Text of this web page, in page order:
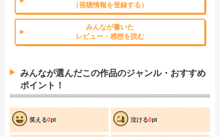
（視聴情報を登録する）
みんなが書いた
レビュー・感想を読む
みんなが選んだこの作品のジャンル・おすすめ
ポイント！
笑える0pt 泣ける0pt